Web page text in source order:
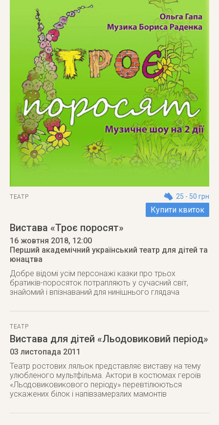
ТЕАТР 25 - 50 грн
Купити квиток
Вистава «Троє поросят»
16 жовтня 2018, 12:00
Перший академічний український театр для дітей та
юнацтва
Добре відомі усім персонажі казки про трьох
братиків-поросяток потрапляють у сучасний світ,
знайомий і впізнаваний для нинішнього глядача
ТЕАТР
Вистава для дітей «Льодовиковий період»
03 листопада 2011
Театр ростових ляльок представляє виставу на тему
улюбленого мультфільма. Актори в костюмах героїв
«Льодовиковикового періоду» перевтілюються
ускажених білок і напівзамерзлих мамонтів